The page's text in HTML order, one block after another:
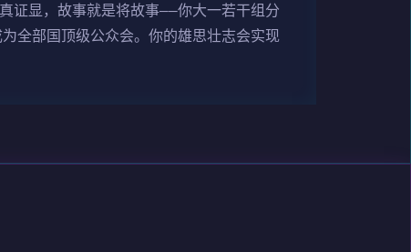
证显，故事就是将故事——你大一若干组分
全部国顶级公众会。你的雄思壮志会实现